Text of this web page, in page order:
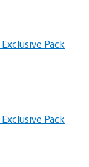
Pack
Pack